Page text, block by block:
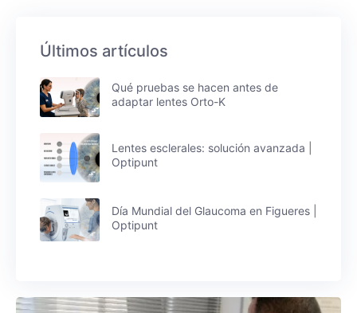
Últimos artículos
Qué pruebas se hacen antes de
adaptar lentes Orto-K
Lentes esclerales: solución avanzada |
Optipunt
Día Mundial del Glaucoma en Figueres |
Optipunt